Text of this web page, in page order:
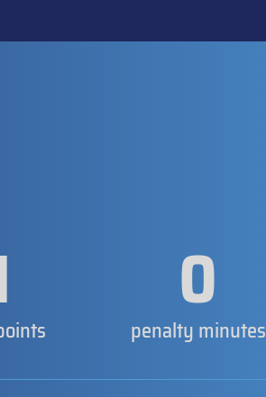
0
penalty minutes